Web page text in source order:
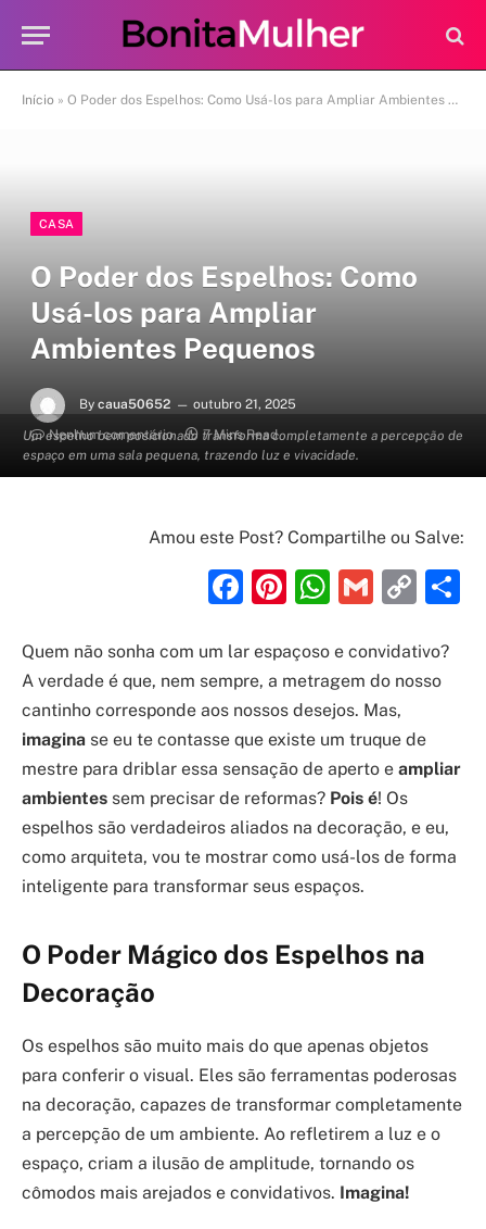
Início » O Poder dos Espelhos: Como Usá-los para Ampliar Ambientes Pequenos
Um espelho bem posicionado transforma completamente a percepção de
espaço em uma sala pequena, trazendo luz e vivacidade.
CASA
O Poder dos Espelhos: Como
Usá-los para Ampliar
Ambientes Pequenos
By caua50652
outubro 21, 2025
Nenhum comentário
7 Mins Read
Amou este Post? Compartilhe ou Salve:
Facebook
Pinterest
Gmail
Quem não sonha com um lar espaçoso e convidativo?
A verdade é que, nem sempre, a metragem do nosso
cantinho corresponde aos nossos desejos. Mas,
imagina se eu te contasse que existe um truque de
mestre para driblar essa sensação de aperto e ampliar
ambientes sem precisar de reformas? Pois é! Os
espelhos são verdadeiros aliados na decoração, e eu,
como arquiteta, vou te mostrar como usá-los de forma
inteligente para transformar seus espaços.
O Poder Mágico dos Espelhos na
Decoração
Os espelhos são muito mais do que apenas objetos
para conferir o visual. Eles são ferramentas poderosas
na decoração, capazes de transformar completamente
a percepção de um ambiente. Ao refletirem a luz e o
espaço, criam a ilusão de amplitude, tornando os
cômodos mais arejados e convidativos. Imagina!